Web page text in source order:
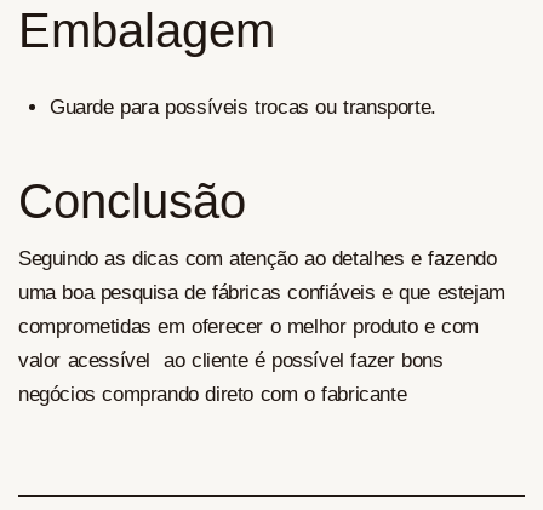
Embalagem
Guarde para possíveis trocas ou transporte.
Conclusão
Seguindo as dicas com atenção ao detalhes e fazendo
uma boa pesquisa de fábricas confiáveis e que estejam
comprometidas em oferecer o melhor produto e com
valor acessível ao cliente é possível fazer bons
negócios comprando direto com o fabricante